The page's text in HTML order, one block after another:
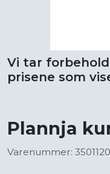
Vi tar
prisene som
Plannja
Varenummer: